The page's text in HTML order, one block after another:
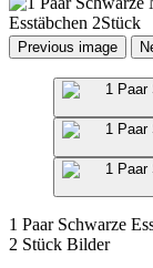
Previous image
1 Paar Schwarze
2 Stück Bilder